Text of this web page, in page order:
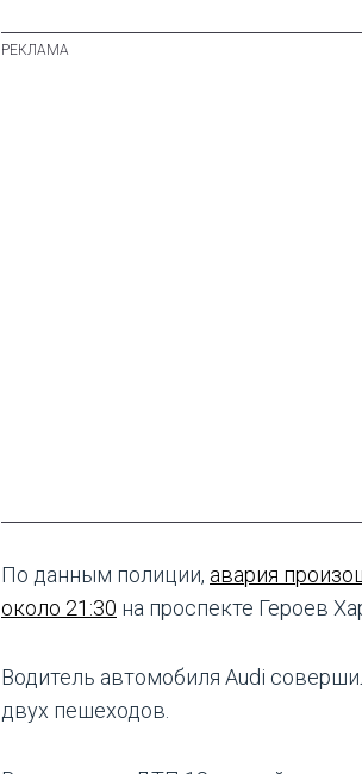
По данным полиции, авария
около 21:30 на проспекте Героев
Водитель автомобиля Audi
двух пешеходов.